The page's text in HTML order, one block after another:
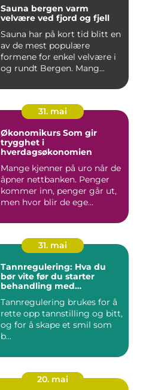
Sauna bergen varm
velvære ved fjord og fjell
Sauna har på kort tid blitt en
av de mest populære
formene for enkel velvære i
og rundt Bergen. Mang...
31. mai
Økonomikurs Som gir
trygghet i
hverdagsøkonomien
Mange kjenner på uro når de
åpner nettbanken. Penger
kommer inn, penger går ut,
men hvor blir de ege...
31. mai
Tannregulering: Hva du
bør vite før du starter
behandling med
Tannregulering brukes for å
rette opp tannstilling og bitt,
og for å skape et smil som
b...
20. mai